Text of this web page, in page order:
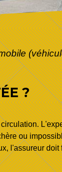
?
ou
l'assureur